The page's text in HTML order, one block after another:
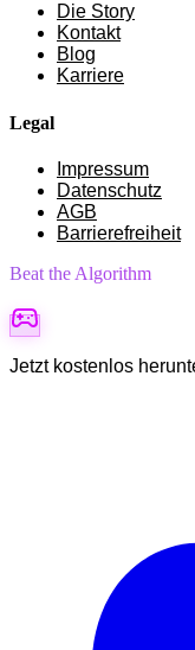
Die Story
Kontakt
Blog
Karriere
Legal
Impressum
Datenschutz
AGB
Barrierefreiheit
Beat the Algorithm
Jetzt kostenlos